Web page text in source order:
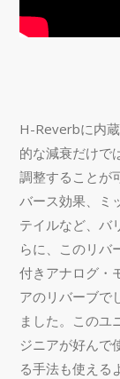
H-Reverbに内
的な減衰だけで
調整することが
バース効果、ミ
テイルなど、バ
らに、このリバ
付きアナログ・
アのリバーブで
ました。このユ
ジニアが好んで
る手法も使える